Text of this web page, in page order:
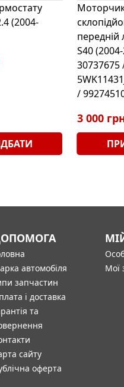
(2004-
передній
S40
30737675
/
3 000
автомобіля
запчастин
і доставка
та
сайту
оферта
Мої